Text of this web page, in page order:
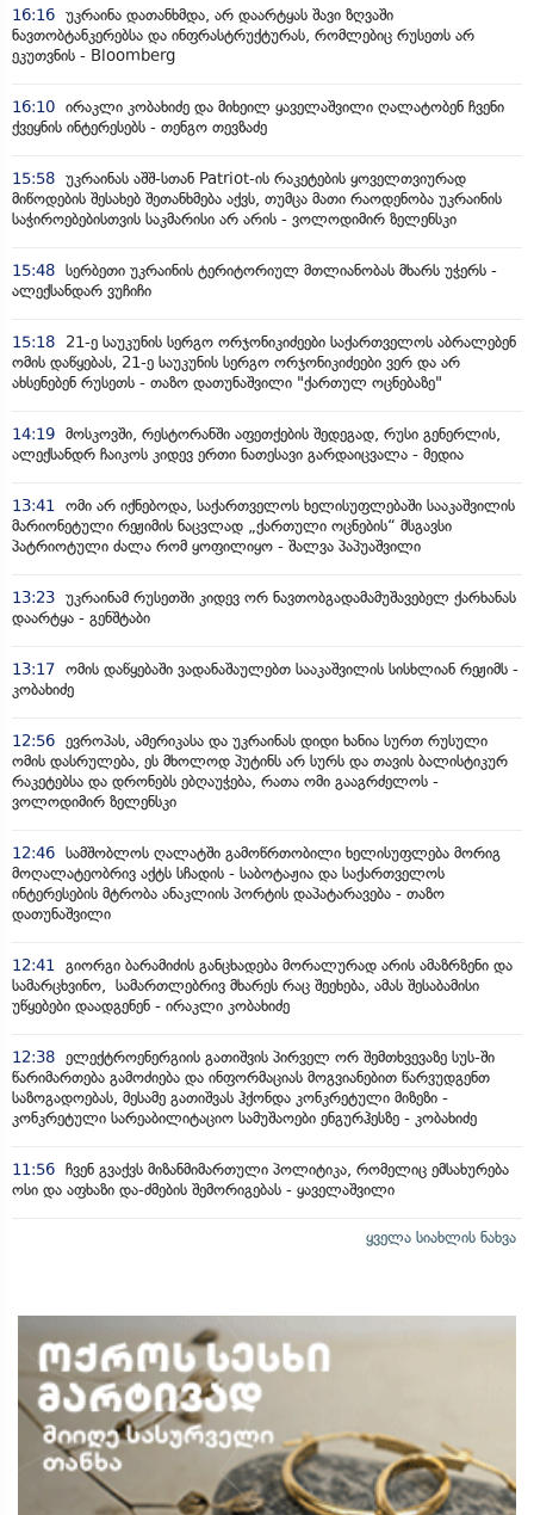
16:16 უკრაინა დათანხმდა, არ დაარტყას შავი ზღვაში
ნავთობტანკერებსა და ინფრასტრუქტურას, რომლებიც რუსეთს არ
ეკუთვნის - Bloomberg
16:10 ირაკლი კობახიძე და მიხეილ ყაველაშვილი ღალატობენ ჩვენი
ქვეყნის ინტერესებს - თენგო თევზაძე
15:58 უკრაინას აშშ-სთან Patriot-ის რაკეტების ყოველთვიურად
მიწოდების შესახებ შეთანხმება აქვს, თუმცა მათი რაოდენობა უკრაინის
საჭიროებებისთვის საკმარისი არ არის - ვოლოდიმირ ზელენსკი
15:48 სერბეთი უკრაინის ტერიტორიულ მთლიანობას მხარს უჭერს -
ალექსანდარ ვუჩიჩი
15:18
21-ე საუკუნის სერგო ორჯონიკიძეები საქართველოს აბრალებენ
ომის დაწყებას, 21-ე საუკუნის სერგო ორჯონიკიძეები ვერ და არ
ახსენებენ რუსეთს - თაზო დათუნაშვილი "ქართულ ოცნებაზე"
14:19 მოსკოვში, რესტორანში აფეთქების შედეგად, რუსი გენერლის,
ალექსანდრ ჩაიკოს კიდევ ერთი ნათესავი გარდაიცვალა - მედია
13:41
ომი არ იქნებოდა, საქართველოს ხელისუფლებაში სააკაშვილის
მარიონეტული რეჟიმის ნაცვლად „ქართული ოცნების“ მსგავსი
პატრიოტული ძალა რომ ყოფილიყო - შალვა პაპუაშვილი
13:23 უკრაინამ რუსეთში კიდევ ორ ნავთობგადამამუშავებელ ქარხანას
დაარტყა - გენშტაბი
13:17 ომის დაწყებაში ვადანაშაულებთ სააკაშვილის სისხლიან რეჟიმს -
კობახიძე
12:56 ევროპას, ამერიკასა და უკრაინას დიდი ხანია სურთ რუსული
ომის დასრულება, ეს მხოლოდ პუტინს არ სურს და თავის ბალისტიკურ
რაკეტებსა და დრონებს ებღაუჭება, რათა ომი გააგრძელოს -
ვოლოდიმირ ზელენსკი
12:46 სამშობლოს ღალატში გამოწრთობილი ხელისუფლება მორიგ
მოღალატეობრივ აქტს სჩადის - საბოტაჟია და საქართველოს
ინტერესების მტრობა ანაკლიის პორტის დაპატარავება - თაზო
დათუნაშვილი
12:41
გიორგი ბარამიძის განცხადება მორალურად არის ამაზრზენი და
სამარცხვინო, სამართლებრივ მხარეს რაც შეეხება, ამას შესაბამისი
უწყებები დაადგენენ - ირაკლი კობახიძე
12:38 ელექტროენერგიის გათიშვის პირველ ორ შემთხვევაზე სუს-ში
წარიმართება გამოძიება და ინფორმაციას მოგვიანებით წარვუდგენთ
საზოგადოებას, მესამე გათიშვას ჰქონდა კონკრეტული მიზეზი -
კონკრეტული სარეაბილიტაციო სამუშაოები ენგურჰესზე - კობახიძე
11:56 ჩვენ გვაქვს მიზანმიმართული პოლიტიკა, რომელიც ემსახურება
ოსი და აფხაზი და-ძმების შემორიგებას - ყაველაშვილი
ყველა სიახლის ნახვა